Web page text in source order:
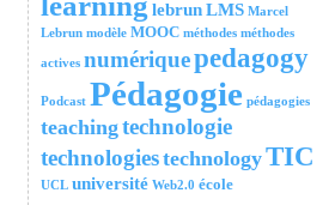
lebrunLMS Marcel
Lebrun modèle MOOC méthodes méthodes
actives numériquepedagogy
Podcast Pédagogie pédagogies
teachingtechnologie
technologiestechnologyTIC
UCL université Web2.0 école